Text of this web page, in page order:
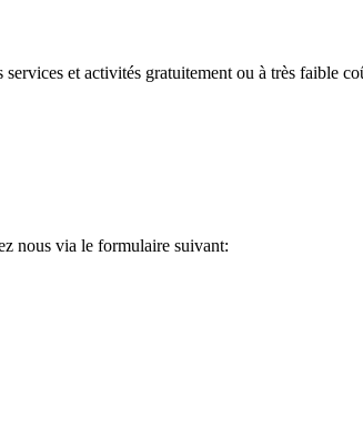
et activités gratuitement ou à très
nous via le formulaire suivant: